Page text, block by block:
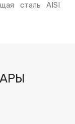
сталь AISI